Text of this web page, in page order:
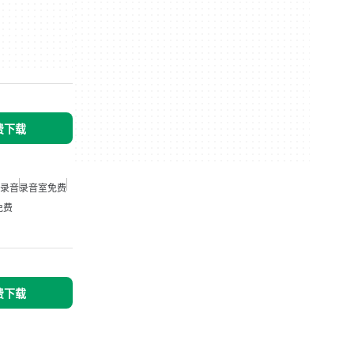
下载
音录音室免费
费
下载